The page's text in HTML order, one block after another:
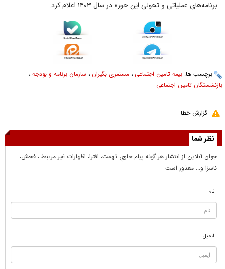
برنامه‌های عملیاتی و تحولی این حوزه در سال ۱۴۰۳ اعلام کرد.
برچسب ها: بیمه تامین اجتماعی ، مستمری بگیران ، سازمان برنامه و بودجه ،
بازنشستگان تامین اجتماعی
گزارش خطا
نظر شما
جوان آنلاين از انتشار هر گونه پيام حاوي تهمت، افترا، اظهارات غير مرتبط ، فحش،
ناسزا و... معذور است
نام
ایمیل